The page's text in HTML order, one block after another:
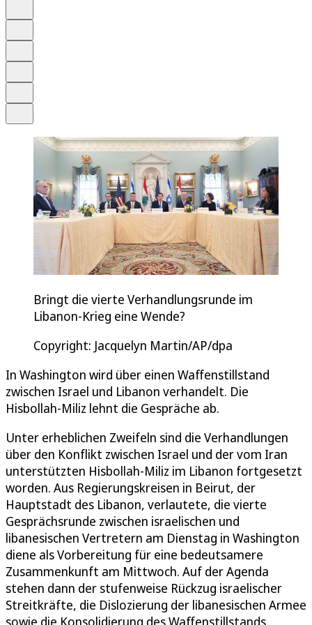
Bringt die vierte Verhandlungsrunde im
Libanon-Krieg eine Wende?
Copyright: Jacquelyn Martin/AP/dpa
In Washington wird über einen Waffenstillstand
zwischen Israel und Libanon verhandelt. Die
Hisbollah-Miliz lehnt die Gespräche ab.
Unter erheblichen Zweifeln sind die Verhandlungen
über den Konflikt zwischen Israel und der vom Iran
unterstützten Hisbollah-Miliz im Libanon fortgesetzt
worden. Aus Regierungskreisen in Beirut, der
Hauptstadt des Libanon, verlautete, die vierte
Gesprächsrunde zwischen israelischen und
libanesischen Vertretern am Dienstag in Washington
diene als Vorbereitung für eine bedeutsamere
Zusammenkunft am Mittwoch. Auf der Agenda
stehen dann der stufenweise Rückzug israelischer
Streitkräfte, die Dislozierung der libanesischen Armee